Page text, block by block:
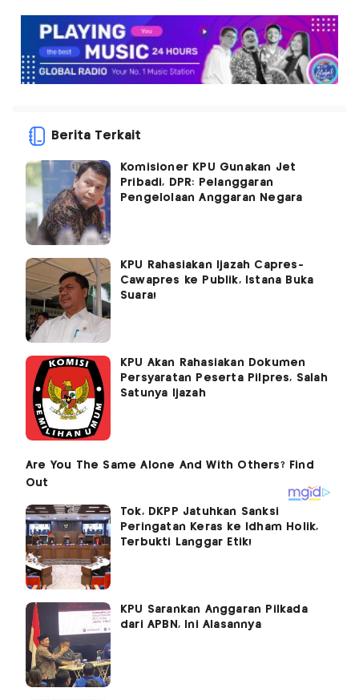
Berita Terkait
Komisioner KPU Gunakan Jet
Pribadi, DPR: Pelanggaran
Pengelolaan Anggaran Negara
KPU Rahasiakan Ijazah Capres-
Cawapres ke Publik, Istana Buka
Suara!
KPU Akan Rahasiakan Dokumen
Persyaratan Peserta Pilpres, Salah
Satunya Ijazah
Tok, DKPP Jatuhkan Sanksi
Peringatan Keras ke Idham Holik,
Terbukti Langgar Etik!
KPU Sarankan Anggaran Pilkada
dari APBN, Ini Alasannya